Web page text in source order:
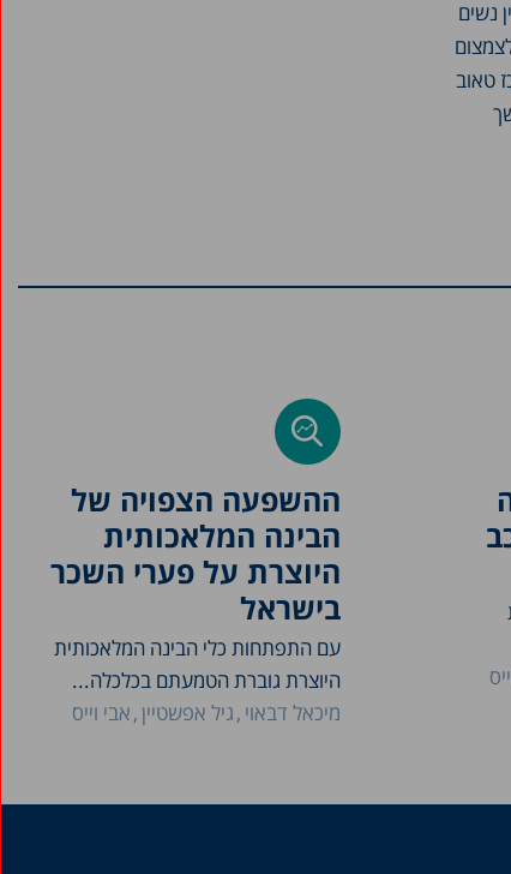
בין נשים
טאוב
ההשפעה הצפויה של
הבינה המלאכותית
היוצרת על פערי השכר
בישראל
עם התפתחות כלי הבינה המלאכותית
היוצרת גוברת הטמעתם בכלכלה...
מיכאל דבאוי גיל אפשטיין אבי וייס